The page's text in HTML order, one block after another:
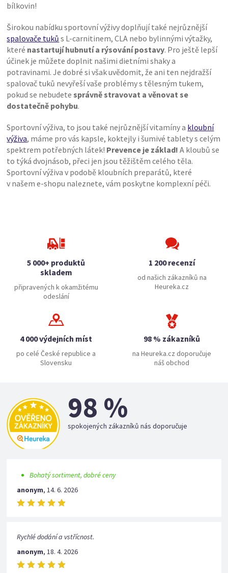
bílkovin!
Širokou nabídku sportovní výživy doplňují také nejrůznější
spalovače tuků s L-carnitinem, CLA nebo bylinnými výtažky,
které nastartují hubnutí a rýsování postavy. Pro ještě lepší
účinek je můžete doplnit našimi dietními shaky a
potravinami. Je dobré si však uvědomit, že ani ten nejdražší
spalovač tuků nevyřeší vaše problémy s tělesným tukem,
pokud se nebudetesprávně stravovat a věnovat se
dostatečně pohybu.
Sportovní výživa, to jsou také nejrůznější vitamíny a kloubní
výživa, máme pro vás kapsle, koktejly i šumivé tablety s celým
spektrem potřebných látek! Prevence je základ! A kloubů se
to týká dvojnásob, přeci jen jsou těžištěm celého těla.
Sportovní výživa v podobě kloubních preparátů, které
v našem e-shopu naleznete, vám poskytne komplexní péči.
5 000+ produktů
skladem
připravených k okamžitému
odeslání
1 200 recenzí
od našich zákazníků na
Heureka.cz
4 000 výdejních míst
po celé České republice a
Slovensku
98 % zákazníků
na Heureka.cz doporučuje
náš obchod
98 %
spokojených zákazníků nás doporučuje
Bohatý sortiment, dobré ceny
anonym,14. 6. 2026
Rychlé dodání a vstřícnost.
anonym,18. 4. 2026